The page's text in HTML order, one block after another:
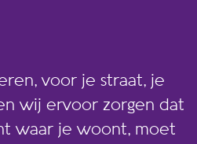
voor je straat, je
wij ervoor zorgen dat
waar je woont, moet